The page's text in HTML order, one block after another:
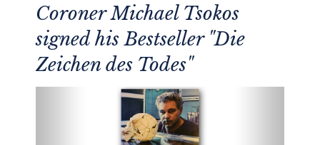
Coroner Michael Tsokos
signed his Bestseller "Die
Zeichen des Todes"